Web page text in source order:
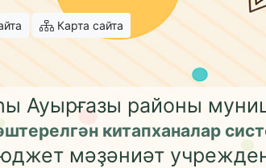
Карта сайта
Ауырғазы районы
китапханалар
мәҙәниәт